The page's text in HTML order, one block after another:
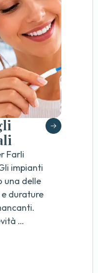
Farli
impianti
una delle
durature
…